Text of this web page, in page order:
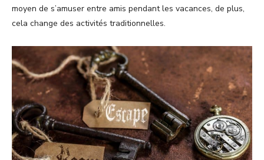
moyen de s’amuser entre amis pendant les vacances, de plus,
cela change des activités traditionnelles.